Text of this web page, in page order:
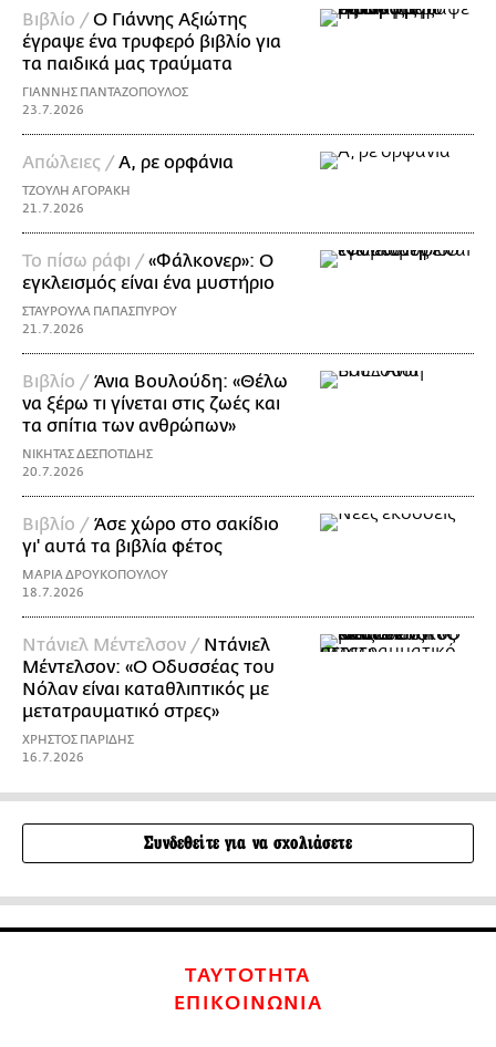
Βιβλίο / Ο Γιάννης Αξιώτης
έγραψε ένα τρυφερό βιβλίο για
τα παιδικά μας τραύματα
ΓΙΑΝΝΗΣ ΠΑΝΤΑΖΟΠΟΥΛΟΣ
23.7.2026
Απώλειες / Α, ρε ορφάνια
ΤΖΟΥΛΗ ΑΓΟΡΑΚΗ
21.7.2026
Το πίσω ράφι / «Φάλκονερ»: Ο
εγκλεισμός είναι ένα μυστήριο
ΣΤΑΥΡΟΥΛΑ ΠΑΠΑΣΠΥΡΟΥ
21.7.2026
Βιβλίο / Άνια Βουλούδη: «Θέλω
να ξέρω τι γίνεται στις ζωές και
τα σπίτια των ανθρώπων»
ΝΙΚΗΤΑΣ ΔΕΣΠΟΤΙΔΗΣ
20.7.2026
Βιβλίο / Άσε χώρο στο σακίδιο
γι' αυτά τα βιβλία φέτος
ΜΑΡΙΑ ΔΡΟΥΚΟΠΟΥΛΟΥ
18.7.2026
Ντάνιελ Μέντελσον / Ντάνιελ
Μέντελσον: «Ο Οδυσσέας του
Νόλαν είναι καταθλιπτικός με
μετατραυματικό στρες»
ΧΡΗΣΤΟΣ ΠΑΡΙΔΗΣ
16.7.2026
Συνδεθείτε για να σχολιάσετε
ΤΑΥΤΟΤΗΤΑ
ΕΠΙΚΟΙΝΩΝΙΑ